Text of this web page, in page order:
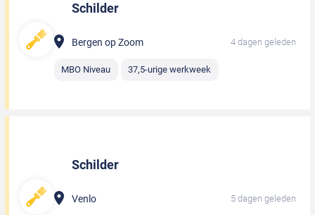
Schilder
Bergen op Zoom 4 dagen geleden
MBO Niveau 37,5-urige werkweek
Schilder
Venlo 5 dagen geleden